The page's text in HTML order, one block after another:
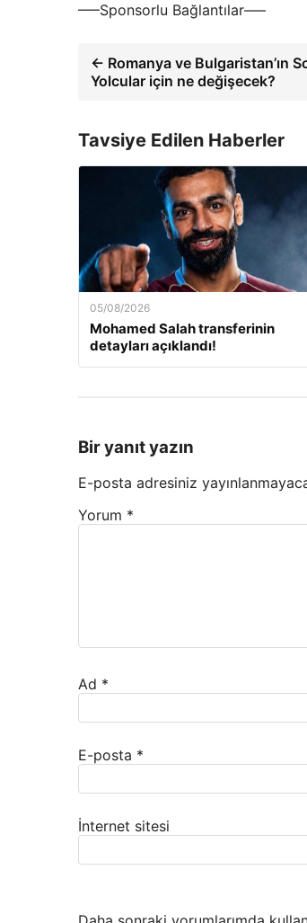
—–Sponsorlu Bağlantılar—–
← Romanya ve Bulgaristan’ın
Yolcular için ne değişecek?
Tavsiye Edilen Haberler
05/08/2026
Mohamed Salah transferinin
detayları açıklandı!
Bir yanıt yazın
E-posta adresiniz
Yorum *
Ad *
E-posta *
İnternet sitesi